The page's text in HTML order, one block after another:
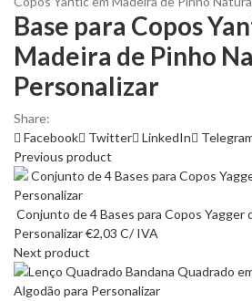
Base para Copos
Madeira de Pinho
Personalizar
Share:
Facebook
Twitter LinkedIn
Previous product
Conjunto de 4 Bases para Copos Yagger
Personalizar€2,03 C/ IVA
Next product